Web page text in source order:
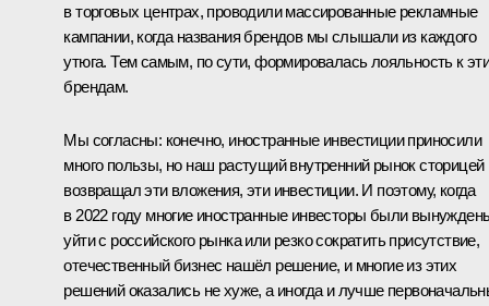
в торговых центрах, проводили массированные рекламные
кампании, когда названия брендов мы слышали из каждого
утюга. Тем самым, по сути, формировалась лояльность к
брендам.
Мы согласны: конечно, иностранные инвестиции приносили
много пользы, но наш растущий внутренний рынок сторицей
возвращал эти вложения, эти инвестиции. И поэтому, когда
в 2022 году многие иностранные инвесторы были
уйти с российского рынка или резко сократить присутствие,
отечественный бизнес нашёл решение, и многие из этих
решений оказались не хуже, а иногда и лучше